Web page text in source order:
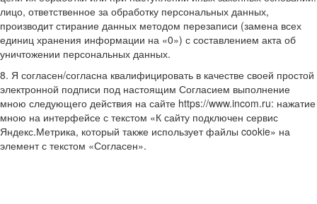
лицо, ответственное за обработку персональных данных,
производит стирание данных методом перезаписи (замена всех
единиц хранения информации на «0») с составлением акта об
уничтожении персональных данных.
8. Я согласен/согласна квалифицировать в качестве своей простой
электронной подписи под настоящим Согласием выполнение
мною следующего действия на сайте https://www.incom.ru: нажатие
мною на интерфейсе с текстом «К сайту подключен сервис
Яндекс.Метрика, который также использует файлы cookie» на
элемент с текстом «Согласен».